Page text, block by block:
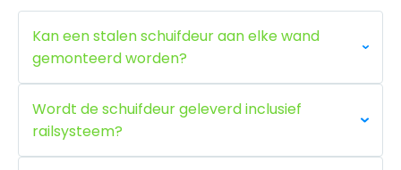
Kan een stalen schuifdeur aan elke wand
gemonteerd worden?
Wordt de schuifdeur geleverd inclusief
railsysteem?